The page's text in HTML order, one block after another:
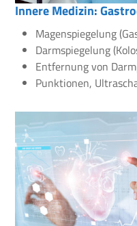
Innere Medizin:
Magenspiegelung
Darmspiegelung
Entfernung von
Punktionen,